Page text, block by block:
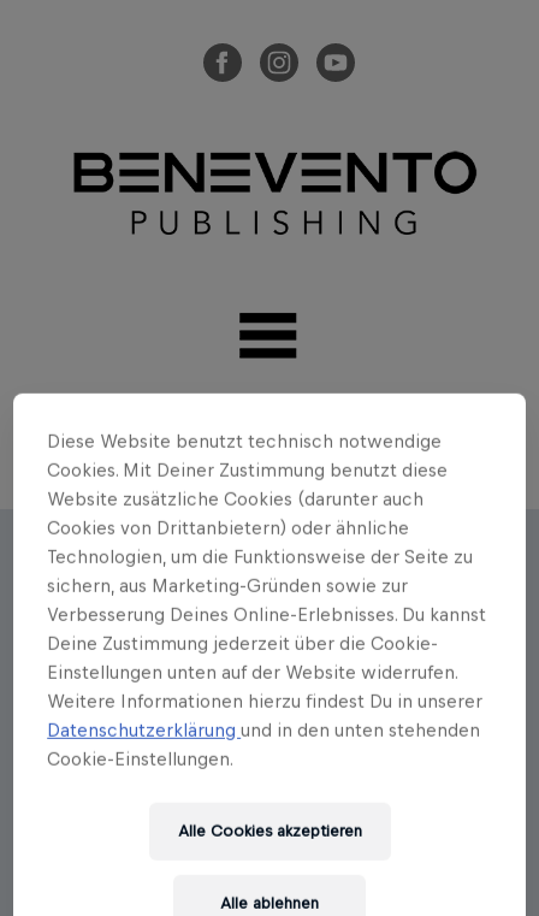
Autorenportrait
Monika Kipfelsberger
Monika Kipfelsberger hat es durch die Liebe nach
Armschlag im Waldviertel verschlagen, das seit 27
Jahren als Mohndorf bekannt ist. Die Begeisterung
für den Mohn und seine Produkte hat sie dazu
bewegt, das zusammengetragene Wissen aus dem
Mohnwirtsleuten in dieses Buch zu packen.
Diese Website benutzt technisch notwendige
Cookies. Mit Deiner Zustimmung benutzt diese
Website zusätzliche Cookies (darunter auch
Cookies von Drittanbietern) oder ähnliche
Technologien, um die Funktionsweise der Seite zu
sichern, aus Marketing-Gründen sowie zur
Verbesserung Deines Online-Erlebnisses. Du kannst
Deine Zustimmung jederzeit über die Cookie-
Einstellungen unten auf der Website widerrufen.
Weitere Informationen hierzu findest Du in unserer
Datenschutzerklärungund in den unten stehenden
Cookie-Einstellungen.
Alle ablehnen
Alle Cookies akzeptieren